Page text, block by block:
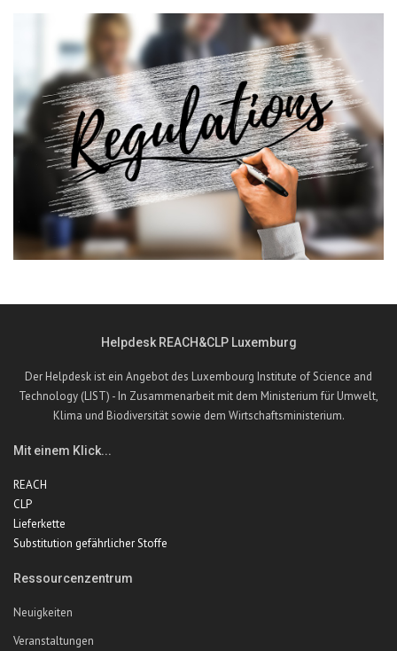
Helpdesk REACH&CLP Luxemburg
Der Helpdesk ist ein Angebot des Luxembourg Institute of Science and
Technology (LIST) - In Zusammenarbeit mit dem Ministerium für Umwelt,
Klima und Biodiversität sowie dem Wirtschaftsministerium.
Mit einem Klick...
REACH
CLP
Lieferkette
Substitution gefährlicher Stoffe
Ressourcenzentrum
Neuigkeiten
Veranstaltungen